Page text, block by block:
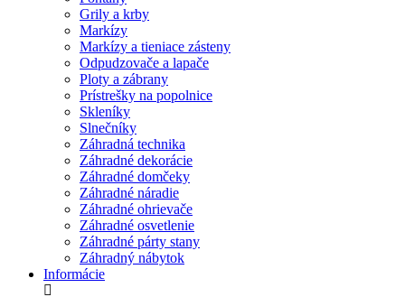
Grily a krby
Markízy
Markízy a tieniace zásteny
Odpudzovače a lapače
Ploty a zábrany
Prístrešky na popolnice
Skleníky
Slnečníky
Záhradná technika
Záhradné dekorácie
Záhradné domčeky
Záhradné náradie
Záhradné ohrievače
Záhradné osvetlenie
Záhradné párty stany
Záhradný nábytok
Informácie